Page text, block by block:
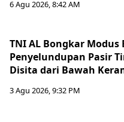
6 Agu 2026, 8:42 AM
TNI AL Bongkar Modus
Penyelundupan Pasir
Disita dari Bawah
3 Agu 2026, 9:32 PM